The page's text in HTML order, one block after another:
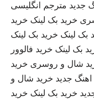
جدید مترجم انگلیسی
خرید بک لینک خرید
بک لینک خرید بک لینک
بک لینک خرید فالوور
شال و روسری خرید
اهنگ جدید خرید شال و
خرید بک لینک خرید